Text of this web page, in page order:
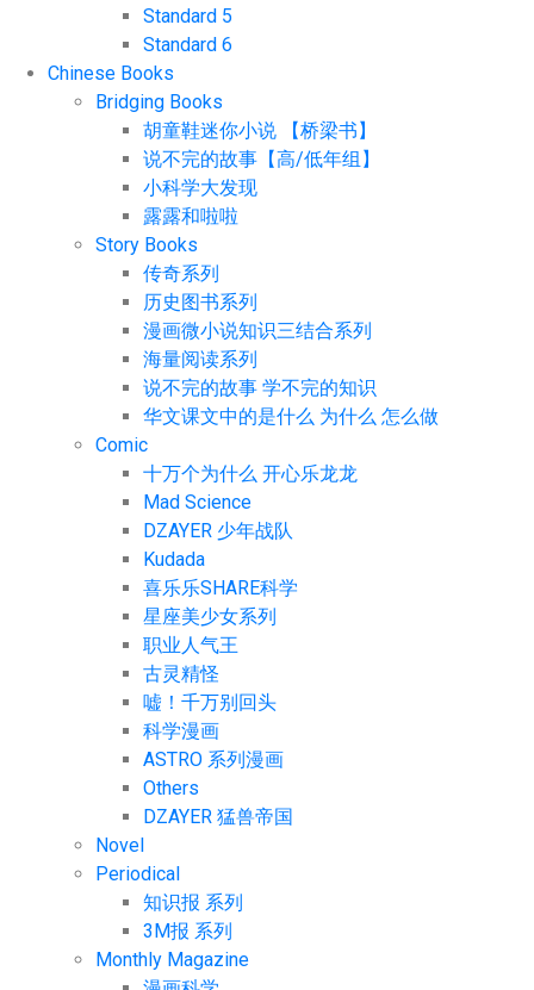
Standard 5
Standard 6
Chinese Books
Bridging Books
胡童鞋迷你小说 【桥梁书】
说不完的故事【高/低年组】
小科学大发现
露露和啦啦
Story Books
传奇系列
历史图书系列
漫画微小说知识三结合系列
海量阅读系列
说不完的故事 学不完的知识
华文课文中的是什么 为什么 怎么做
Comic
十万个为什么 开心乐龙龙
Mad Science
DZAYER 少年战队
Kudada
喜乐乐SHARE科学
星座美少女系列
职业人气王
古灵精怪
嘘！千万别回头
科学漫画
ASTRO 系列漫画
Others
DZAYER 猛兽帝国
Novel
Periodical
知识报 系列
3M报 系列
Monthly Magazine